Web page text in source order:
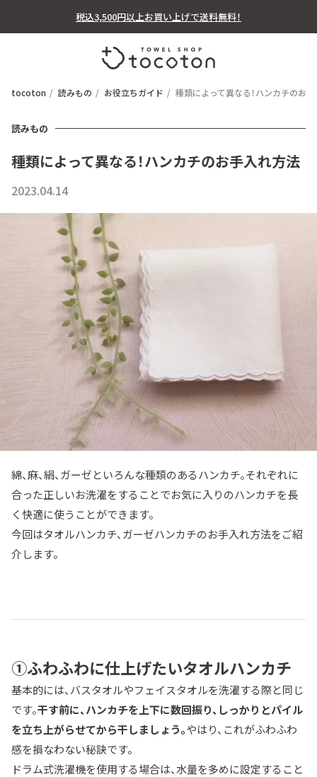
税込3,500円以上お買い上げで送料無料！
tocoton 読みもの お役立ちガイド 種類によって異なる！ハンカチのお
読みもの
種類によって異なる！ハンカチのお手入れ方法
2023.04.14
綿、麻、絹、ガーゼといろんな種類のあるハンカチ。それぞれに
合った正しいお洗濯をすることでお気に入りのハンカチを長
く快適に使うことができます。
今回はタオルハンカチ、ガーゼハンカチのお手入れ方法をご紹
介します。
①ふわふわに仕上げたいタオルハンカチ
基本的には、バスタオルやフェイスタオルを洗濯する際と同じ
です。干す前に、ハンカチを上下に数回振り、しっかりとパイル
を立ち上がらせてから干しましょう。やはり、これがふわふわ
感を損なわない秘訣です。
ドラム式洗濯機を使用する場合は、水量を多めに設定すること